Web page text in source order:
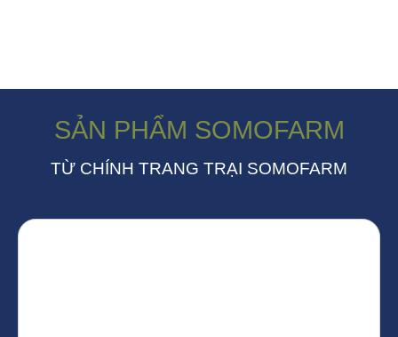
SẢN PHẨM SOMOFARM
TỪ CHÍNH TRANG TRẠI SOMOFARM